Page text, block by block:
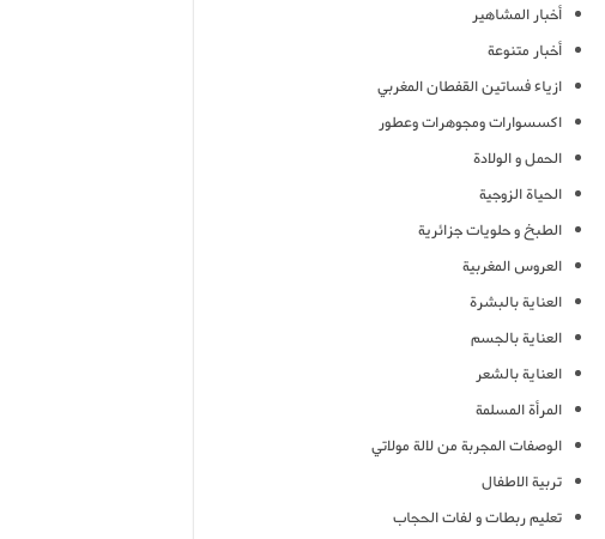
أخبار المشاهير
أخبار متنوعة
ازياء فساتين القفطان المغربي
اكسسوارات ومجوهرات وعطور
الحمل و الولادة
الحياة الزوجية
الطبخ و حلويات جزائرية
العروس المغربية
العناية بالبشرة
العناية بالجسم
العناية بالشعر
المرأة المسلمة
الوصفات المجربة من لالة مولاتي
تربية الاطفال
تعليم ربطات و لفات الحجاب